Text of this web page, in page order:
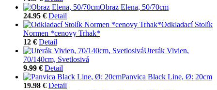
Obraz Elena, 50/70cm
24.95 € Detail
Odkladací Stolík
Normen *cenovy Trhak*
12 € Detail
Uterák Vivien,
70/140cm, Svetlosivá
9.99 € Detail
Panvica Black Line, Ø: 20cm
19.98 € Detail